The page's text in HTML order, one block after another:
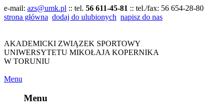
e-mail: azs@umk.pl :: tel. 56 611-45-81 :: tel./fax: 56 654-28-80
strona główna dodaj do ulubionych napisz do nas
AKADEMICKI ZWIĄZEK SPORTOWY
UNIWERSYTETU MIKOŁAJA KOPERNIKA
W TORUNIU
Menu
Menu